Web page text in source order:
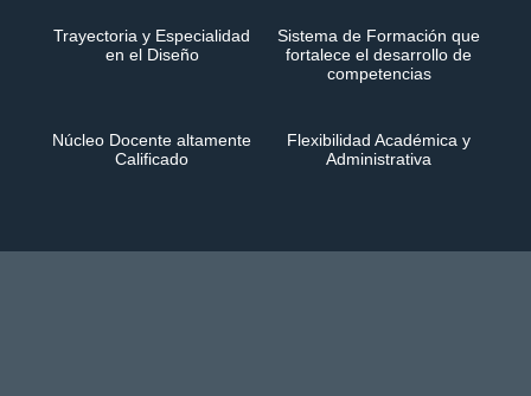
Trayectoria y Especialidad
en el Diseño
Sistema de Formación que
fortalece el desarrollo de
competencias
Núcleo Docente altamente
Calificado
Flexibilidad Académica y
Administrativa